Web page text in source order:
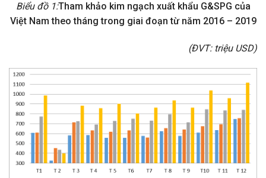
Biểu đồ 1:Tham khảo kim ngạch xuất khẩu G&SPG của
Việt Nam theo tháng trong giai đoạn từ năm 2016 – 2019
(ĐVT: triệu USD)